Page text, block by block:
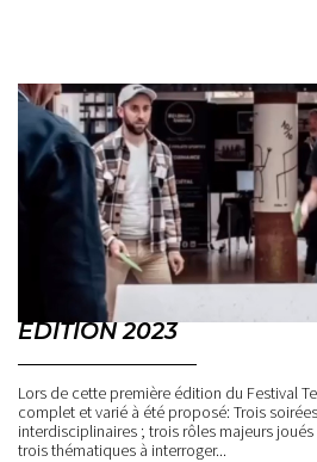
EDITION 2023
Lors de cette première édition du Festival
complet et varié à été proposé: Trois
interdisciplinaires ; trois rôles majeurs
trois thématiques à interroger...